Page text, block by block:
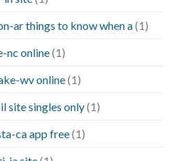
ar things to know when a(1)
nc online(1)
wv online(1)
site singles only(1)
ca app free(1)